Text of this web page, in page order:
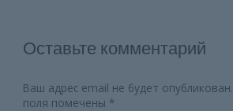
Оставьте комментарий
Ваш адрес email не будет опубликован.
поля помечены *